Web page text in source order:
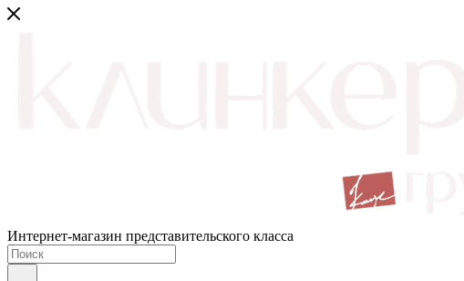
Интернет-магазин представительского класса